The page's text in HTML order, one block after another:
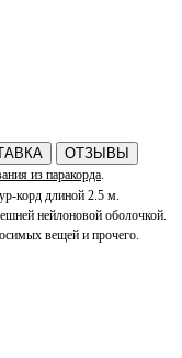
ОТЗЫВЫ
из паракорда.
корд длиной 2.5 м.
нейлоновой оболочкой.
вещей и прочего.